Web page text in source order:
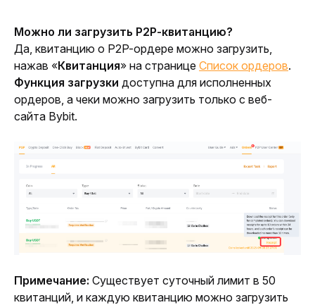
Можно ли загрузить P2P-квитанцию?
Да, квитанцию о P2P-ордере можно загрузить,
нажав «Квитанция» на странице Список ордеров
Функция загрузки доступна для исполненных
ордеров, а чеки можно загрузить только с веб-
сайта Bybit.
Примечание: Существует суточный лимит в 50
квитанций, и каждую квитанцию можно загрузить